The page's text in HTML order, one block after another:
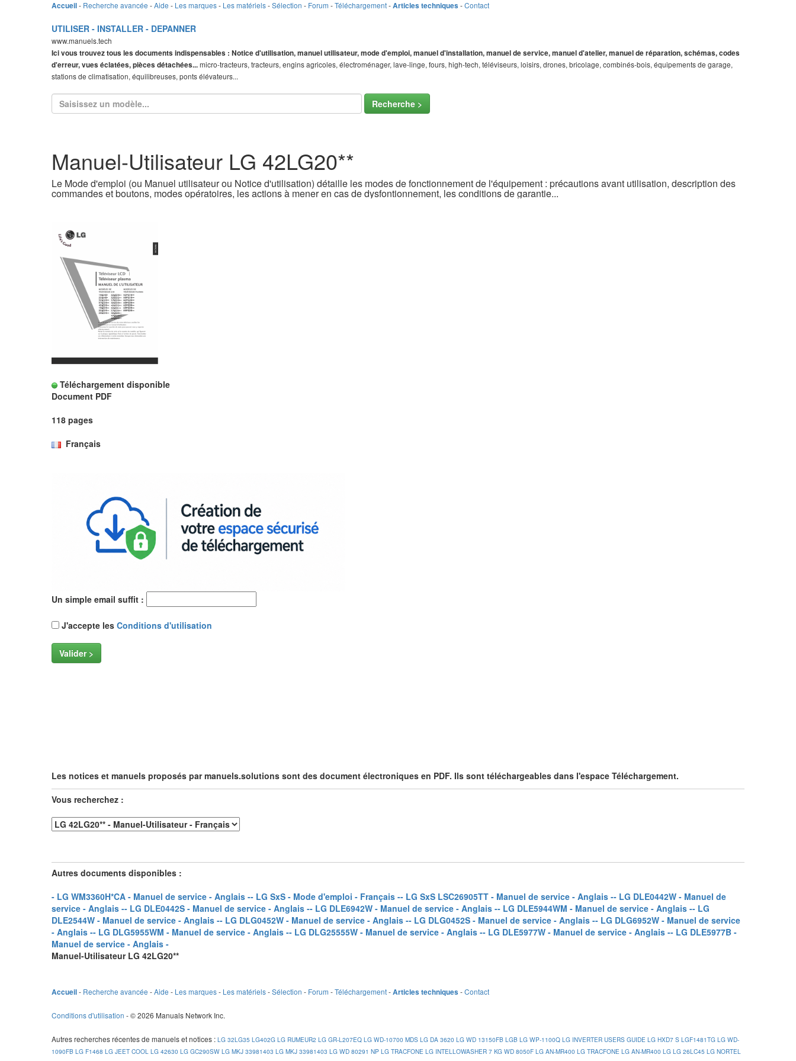
Accueil- Recherche avancée -Aide - Les marques- Les matériels-Sélection - Forum -Téléchargement-Articles techniques -Contact
UTILISER - INSTALLER - DEPANNER
www.manuels.tech
Ici vous trouvez tous les documents indispensables : Notice d'utilisation, manuel utilisateur, mode d'emploi, manuel d'installation, manuel de service, manuel d'atelier, manuel de réparation, schémas, codes
d'erreur, vues éclatées, pièces détachées...micro-tracteurs, tracteurs, engins agricoles, électroménager, lave-linge, fours, high-tech, téléviseurs, loisirs, drones, bricolage, combinés-bois, équipements de garage,
stations de climatisation, équilibreuses, ponts élévateurs...
Recherche >
Manuel-Utilisateur LG 42LG20**
Le Mode d'emploi (ou Manuel utilisateur ou Notice d'utilisation) détaille les modes de fonctionnement de l'équipement : précautions avant utilisation, description des
commandes et boutons, modes opératoires, les actions à mener en cas de dysfontionnement, les conditions de garantie...
Téléchargement disponible
Document PDF
118 pages
Français
Un simple email suffit :
J'accepte les Conditions d'utilisation
Valider >
Les notices et manuels proposés par manuels.solutions sont des document électroniques en PDF. Ils sont téléchargeables dans l'espace Téléchargement.
Vous recherchez :
Autres documents disponibles :
- LG WM3360H*CA - Manuel de service - Anglais -- LG SxS - Mode d'emploi - Français -- LG SxS LSC26905TT - Manuel de service - Anglais -- LG DLE0442W - Manuel de
service - Anglais -- LG DLE0442S - Manuel de service - Anglais -- LG DLE6942W - Manuel de service - Anglais -- LG DLE5944WM - Manuel de service - Anglais -- LG
DLE2544W - Manuel de service - Anglais -- LG DLG0452W - Manuel de service - Anglais -- LG DLG0452S - Manuel de service - Anglais -- LG DLG6952W - Manuel de service
- Anglais -- LG DLG5955WM - Manuel de service - Anglais -- LG DLG25555W - Manuel de service - Anglais -- LG DLE5977W - Manuel de service - Anglais -- LG DLE5977B -
Manuel de service - Anglais -
Manuel-Utilisateur LG 42LG20**
Accueil- Recherche avancée -Aide - Les marques- Les matériels-Sélection - Forum -Téléchargement-Articles techniques -Contact
Conditions d'utilisation - © 2026 Manuals Network Inc.
Autres recherches récentes de manuels et notices : LG 32LG35 LG402G LG RUMEUR2 LG GR-L207EQ LG WD-10700 MDS LG DA 3620 LG WD 13150FB LGB LG WP-1100Q LG INVERTER USERS GUIDE LG HXD7 S LGF1481TG LG WD-
1090FB LG F1468 LG JEET COOL LG 42630 LG GC290SW LG MKJ 33981403 LG MKJ 33981403 LG WD 80291 NP LG TRACFONE LG INTELLOWASHER 7 KG WD 8050F LG AN-MR400 LG TRACFONE LG AN-MR400 LG LG 26LC45 LG NORTEL